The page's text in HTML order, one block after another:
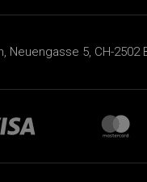
Neuengasse 5, CH-2502